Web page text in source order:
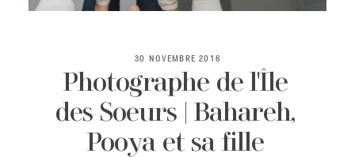
30 NOVEMBRE 2016
Photographe de l'Île
des Soeurs | Bahareh,
Pooya et sa fille
BLOG